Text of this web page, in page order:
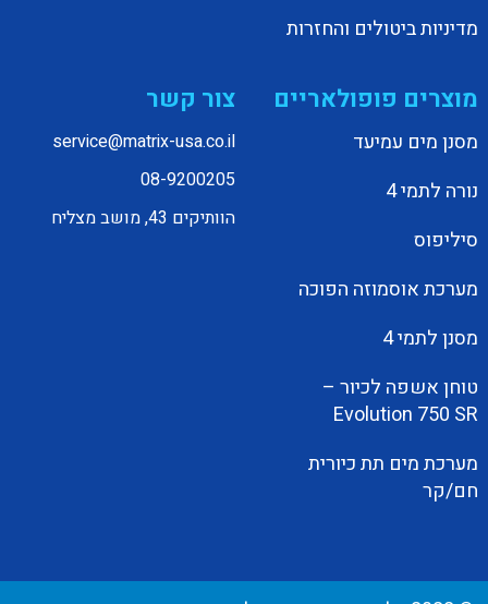
מדיניות ביטולים והחזרות
מוצרים פופולאריים
מסנן מים עמיעד
נורה לתמי 4
סיליפוס
מערכת אוסמוזה הפוכה
מסנן לתמי 4
טוחן אשפה לכיור –
Evolution 750 SR
מערכת מים תת כיורית
חם/קר
צור קשר
service@matrix-usa.co.il
08-9200205
הוותיקים 43, מושב מצליח